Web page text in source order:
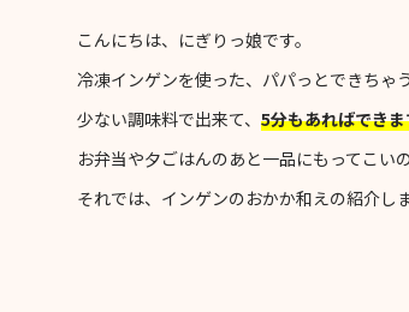
こんにちは、にぎりっ娘です。
冷凍インゲンを使った、パパっとできちゃ
少ない調味料で出来て、 5分もあればでき
お弁当や夕ごはんのあと一品にもってこいの
それでは、インゲンのおかか和えの紹介しま